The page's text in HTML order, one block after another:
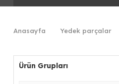
Anasayfa Yedek parçalar
Ürün Grupları